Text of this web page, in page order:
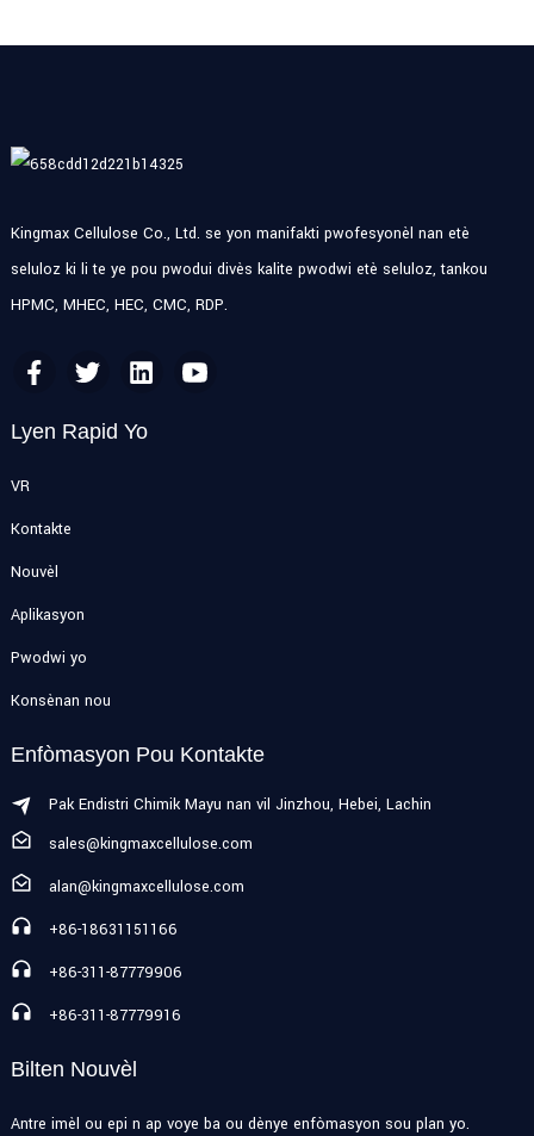
Kingmax Cellulose Co., Ltd. se yon manifakti pwofesyonèl nan etè
seluloz ki li te ye pou pwodui divès kalite pwodwi etè seluloz, tankou
HPMC, MHEC, HEC, CMC, RDP.
Lyen Rapid Yo
VR
Kontakte
Nouvèl
Aplikasyon
Pwodwi yo
Konsènan nou
Enfòmasyon Pou Kontakte
Pak Endistri Chimik Mayu nan vil Jinzhou, Hebei, Lachin
sales@kingmaxcellulose.com
alan@kingmaxcellulose.com
+86-18631151166
+86-311-87779906
+86-311-87779916
Bilten Nouvèl
Antre imèl ou epi n ap voye ba ou dènye enfòmasyon sou plan yo.